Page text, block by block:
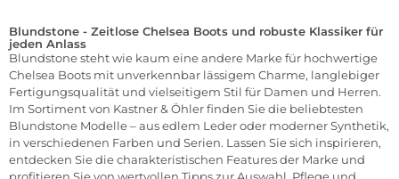
Blundstone - Zeitlose Chelsea Boots und robuste Klassiker für
jeden Anlass
Blundstone steht wie kaum eine andere Marke für hochwertige
Chelsea Boots mit unverkennbar lässigem Charme, langlebiger
Fertigungsqualität und vielseitigem Stil für Damen und Herren.
Im Sortiment von Kastner & Öhler finden Sie die beliebtesten
Blundstone Modelle – aus edlem Leder oder moderner Synthetik,
in verschiedenen Farben und Serien. Lassen Sie sich inspirieren,
entdecken Sie die charakteristischen Features der Marke und